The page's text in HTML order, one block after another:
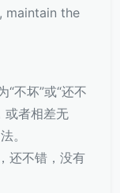
maintain the
“不坏”或“还不
或者相差无
。
还不错，没有